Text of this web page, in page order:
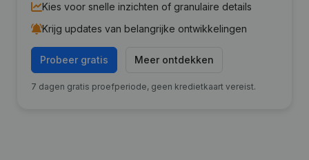
Kies voor snelle inzichten of granulaire details
Krijg updates van belangrijke ontwikkelingen
Probeer gratis Meer ontdekken
7 dagen gratis proefperiode, geen kredietkaart vereist.